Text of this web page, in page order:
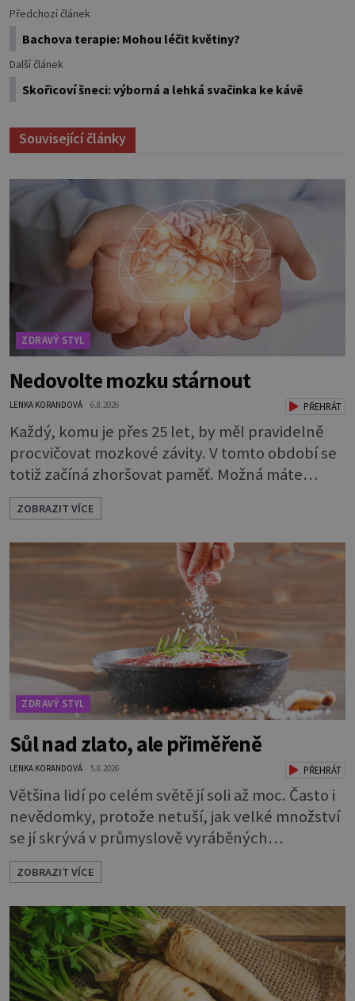
Předchozí článek
Bachova terapie: Mohou léčit květiny?
Další článek
Skořicoví šneci: výborná a lehká svačinka ke kávě
Související články
ZDRAVÝ STYL
Nedovolte mozku stárnout
LENKA KORANDOVÁ 6.8.2026 PŘEHRÁT
Každý, komu je přes 25 let, by měl pravidelně
procvičovat mozkové závity. V tomto období se
totiž začíná zhoršovat paměť. Možná máte
problém vzpomenout si na jméno kolegy z
práce. Nebo marně v paměti lovíte název
knížky, kterou jste nedávno přečetli. Je to
opravdu tak, s věkem jako kdyby se paměť
Procvičujte mozkové závity. Není to nijak slož
ZOBRAZIT VÍCE
ZDRAVÝ STYL
Sůl nad zlato, ale přiměřeně
LENKA KORANDOVÁ 5.8.2026 PŘEHRÁT
Většina lidí po celém světě jí soli až moc. Často i
nevědomky, protože netuší, jak velké množství
se jí skrývá v průmyslově vyráběných
potravinách, dokonce i těch sladkých. Sůl je
zdravá Ale v ani ne třetinovém množství, než je
pro většinu populace běžné. Její základní
složky– sodík a chlór – jsou zásadní pro správné
hospodaření organismu s tekutinami. Pomáhají
totiž udrž
ZOBRAZIT VÍCE